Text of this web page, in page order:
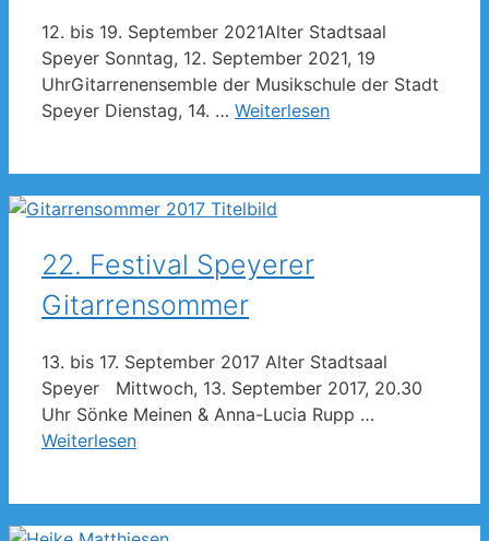
12. bis 19. September 2021Alter Stadtsaal
Speyer Sonntag, 12. September 2021, 19
UhrGitarrenensemble der Musikschule der Stadt
Speyer Dienstag, 14. … Weiterlesen
22. Festival Speyerer
Gitarrensommer
13. bis 17. September 2017 Alter Stadtsaal
Speyer Mittwoch, 13. September 2017, 20.30
Uhr Sönke Meinen & Anna-Lucia Rupp …
Weiterlesen